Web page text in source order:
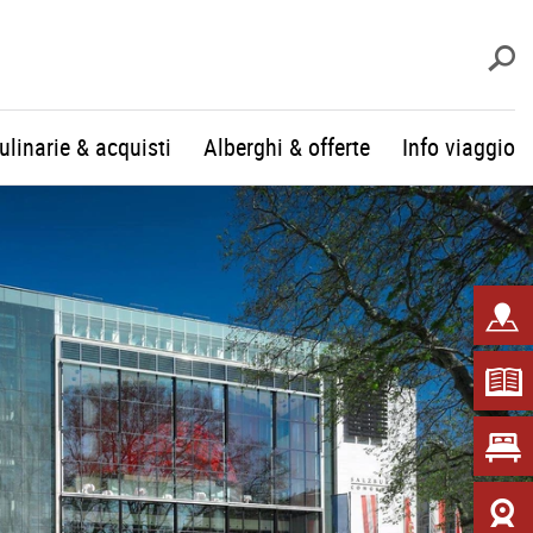
& acquisti Alberghi & offerte Info viaggio